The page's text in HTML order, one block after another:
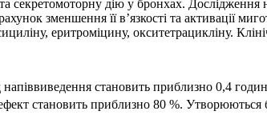
секретомоторну дію у бронхах.
зменшення її в’язкості та активації
еритроміцину, окситетрацикліну.
становить приблизно 0,4
становить приблизно 80 %. Утворюються